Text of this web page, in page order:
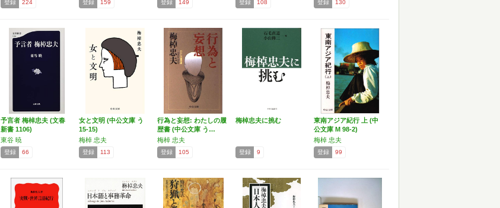
登録 224 登録 159 登録 149 登録 108 登録 130
予言者 梅棹忠夫 (文春
新書 1106)
東谷 暁
登録 66
女と文明 (中公文庫 う
15-15)
梅棹 忠夫
登録 113
行為と妄想: わたしの履
歴書 (中公文庫 う…
梅棹 忠夫
登録 105
梅棹忠夫に挑む
登録 9
東南アジア紀行 上 (中
公文庫 M 98-2)
梅棹 忠夫
登録 99